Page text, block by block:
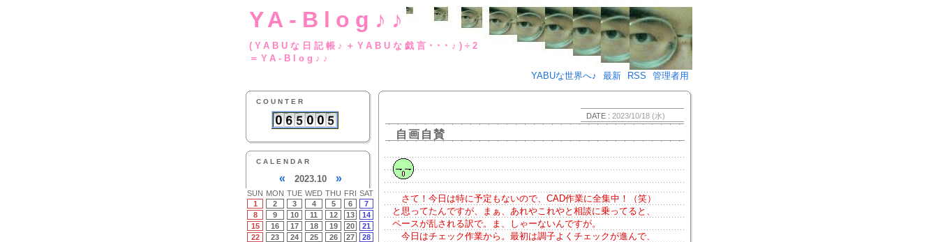
YA-Blog♪♪
(YABUな日記帳♪＋YABUな戯言･･･♪)÷2
＝YA-Blog♪♪
YABUな世界へ♪
最新 RSS 管理者用
COUNTER
CALENDAR
« 2023.10 »
SUN MON TUE WED THU FRI SAT
1
2 3 4 5 6
7
8
9 10 11 12 13
14
15
16 17 18 19 20
21
22
23 24 25 26 27
28
DATE : 2023/10/18 (水)
自画自賛
さて！今日は特に予定もないので、CAD作業に全集中！（笑）
と思ってたんですが、まぁ、あれやこれやと相談に乗ってると、
ペースが乱される訳で。ま、しゃーないんですが。
今日はチェック作業から。最初は調子よくチェックが進んで、